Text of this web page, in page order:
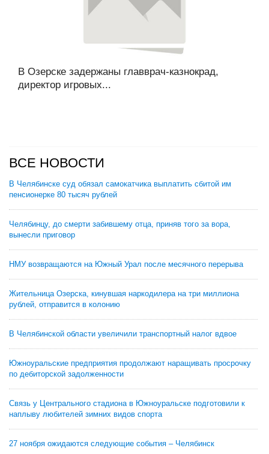
В Озерске задержаны главврач-казнокрад,
директор игровых...
ВСЕ НОВОСТИ
В Челябинске суд обязал самокатчика выплатить сбитой им
пенсионерке 80 тысяч рублей
Челябинцу, до смерти забившему отца, приняв того за вора,
вынесли приговор
НМУ возвращаются на Южный Урал после месячного перерыва
Жительница Озерска, кинувшая наркодилера на три миллиона
рублей, отправится в колонию
В Челябинской области увеличили транспортный налог вдвое
Южноуральские предприятия продолжают наращивать просрочку
по дебиторской задолженности
Связь у Центрального стадиона в Южноуральске подготовили к
наплыву любителей зимних видов спорта
27 ноября ожидаются следующие события – Челябинск